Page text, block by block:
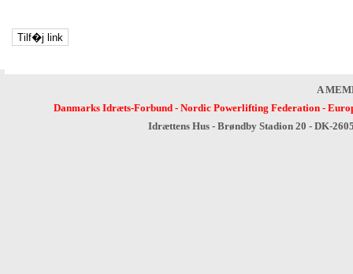
A
Danmarks Idræts-Forbund- Nordic Powerlifting Federation-
Idrættens Hus - Brøndby Stadion 20 - DK-